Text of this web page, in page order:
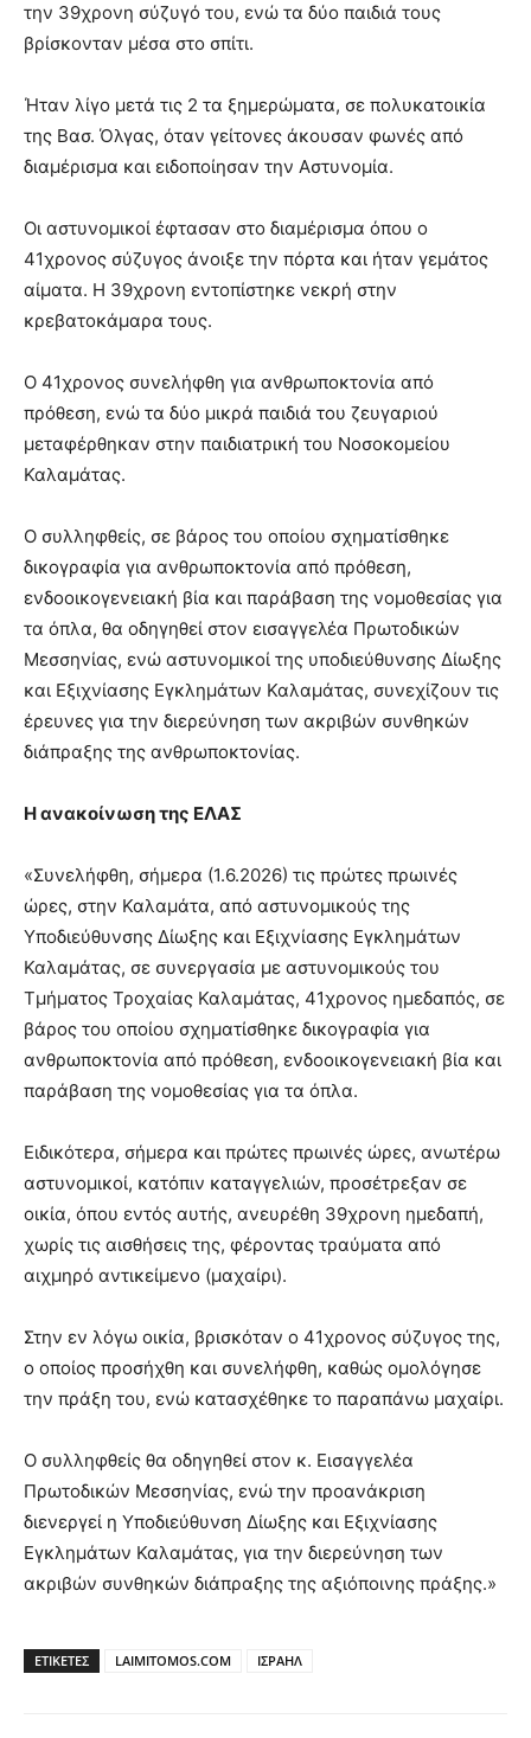
την 39χρονη σύζυγό του, ενώ τα δύο παιδιά τους
βρίσκονταν μέσα στο σπίτι.
Ήταν λίγο μετά τις 2 τα ξημερώματα, σε πολυκατοικία
της Βασ. Όλγας, όταν γείτονες άκουσαν φωνές από
διαμέρισμα και ειδοποίησαν την Αστυνομία.
Οι αστυνομικοί έφτασαν στο διαμέρισμα όπου ο
41χρονος σύζυγος άνοιξε την πόρτα και ήταν γεμάτος
αίματα. Η 39χρονη εντοπίστηκε νεκρή στην
κρεβατοκάμαρα τους.
Ο 41χρονος συνελήφθη για ανθρωποκτονία από
πρόθεση, ενώ τα δύο μικρά παιδιά του ζευγαριού
μεταφέρθηκαν στην παιδιατρική του Νοσοκομείου
Καλαμάτας.
Ο συλληφθείς, σε βάρος του οποίου σχηματίσθηκε
δικογραφία για ανθρωποκτονία από πρόθεση,
ενδοοικογενειακή βία και παράβαση της νομοθεσίας για
τα όπλα, θα οδηγηθεί στον εισαγγελέα Πρωτοδικών
Μεσσηνίας, ενώ αστυνομικοί της υποδιεύθυνσης Δίωξης
και Εξιχνίασης Εγκλημάτων Καλαμάτας, συνεχίζουν τις
έρευνες για την διερεύνηση των ακριβών συνθηκών
διάπραξης της ανθρωποκτονίας.
Η ανακοίνωση της ΕΛΑΣ
«Συνελήφθη, σήμερα (1.6.2026) τις πρώτες πρωινές
ώρες, στην Καλαμάτα, από αστυνομικούς της
Υποδιεύθυνσης Δίωξης και Εξιχνίασης Εγκλημάτων
Καλαμάτας, σε συνεργασία με αστυνομικούς του
Τμήματος Τροχαίας Καλαμάτας, 41χρονος ημεδαπός, σε
βάρος του οποίου σχηματίσθηκε δικογραφία για
ανθρωποκτονία από πρόθεση, ενδοοικογενειακή βία και
παράβαση της νομοθεσίας για τα όπλα.
Ειδικότερα, σήμερα και πρώτες πρωινές ώρες, ανωτέρω
αστυνομικοί, κατόπιν καταγγελιών, προσέτρεξαν σε
οικία, όπου εντός αυτής, ανευρέθη 39χρονη ημεδαπή,
χωρίς τις αισθήσεις της, φέροντας τραύματα από
αιχμηρό αντικείμενο (μαχαίρι).
Στην εν λόγω οικία, βρισκόταν ο 41χρονος σύζυγος της,
ο οποίος προσήχθη και συνελήφθη, καθώς ομολόγησε
την πράξη του, ενώ κατασχέθηκε το παραπάνω μαχαίρι.
Ο συλληφθείς θα οδηγηθεί στον κ. Εισαγγελέα
Πρωτοδικών Μεσσηνίας, ενώ την προανάκριση
διενεργεί η Υποδιεύθυνση Δίωξης και Εξιχνίασης
Εγκλημάτων Καλαμάτας, για την διερεύνηση των
ακριβών συνθηκών διάπραξης της αξιόποινης πράξης.»
ΕΤΙΚΕΤΕΣ LAIMITOMOS.COM ΙΣΡΑΗΛ